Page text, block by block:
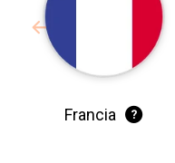
Francia